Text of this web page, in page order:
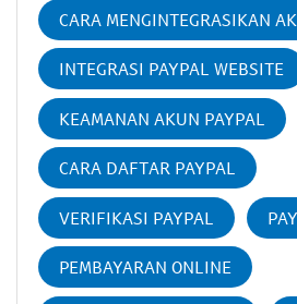
CARA MENGINTEGRASIKAN
INTEGRASI PAYPAL WEBSITE
KEAMANAN AKUN PAYPAL
CARA DAFTAR PAYPAL
VERIFIKASI PAYPAL
PEMBAYARAN ONLINE